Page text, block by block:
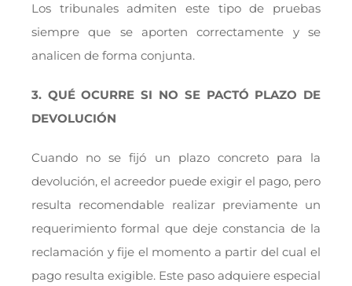
Los tribunales admiten este tipo de pruebas
siempre que se aporten correctamente y se
analicen de forma conjunta.
3. QUÉ OCURRE SI NO SE PACTÓ PLAZO DE
DEVOLUCIÓN
Cuando no se fijó un plazo concreto para la
devolución, el acreedor puede exigir el pago, pero
resulta recomendable realizar previamente un
requerimiento formal que deje constancia de la
reclamación y fije el momento a partir del cual el
pago resulta exigible. Este paso adquiere especial